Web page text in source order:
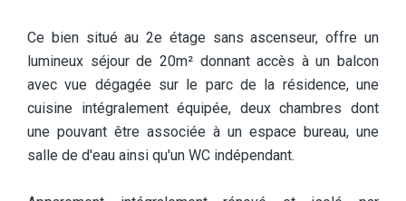
Ce bien situé au 2e étage sans ascenseur, offre un
lumineux séjour de 20m² donnant accès à un balcon
avec vue dégagée sur le parc de la résidence, une
cuisine intégralement équipée, deux chambres dont
une pouvant être associée à un espace bureau, une
salle de d'eau ainsi qu'un WC indépendant.